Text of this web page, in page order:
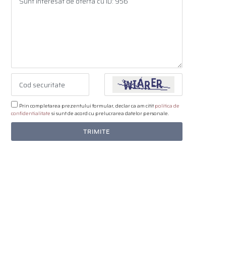
Prin completarea prezentului formular, declar ca am citit politica de
confidentialitate si sunt de acord cu prelucrarea datelor personale.
TRIMITE